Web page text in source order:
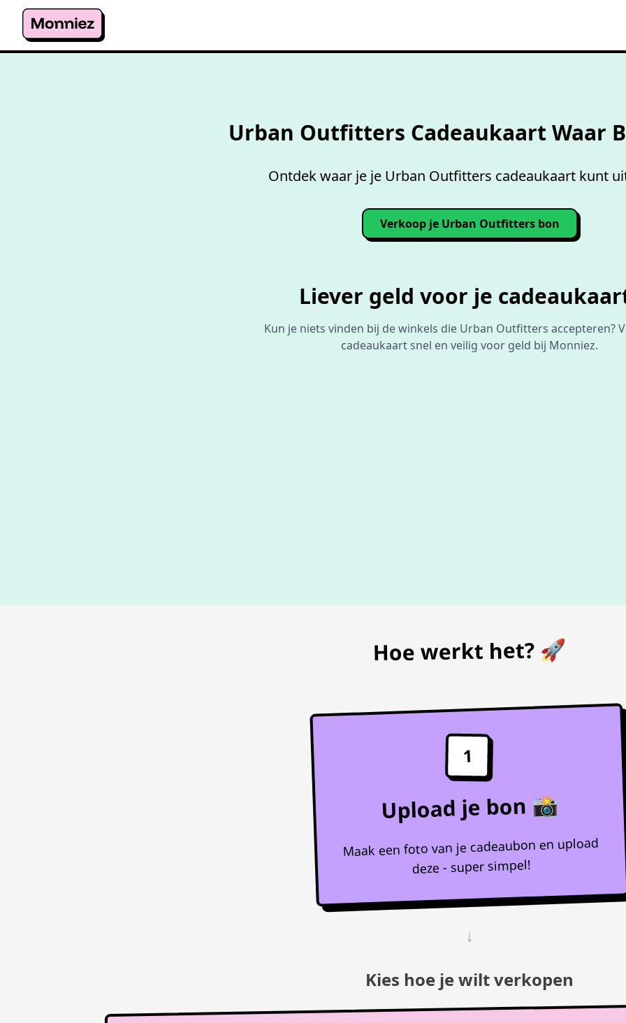
Urban Outfitters Cadeaukaart Waar
Ontdek waar je je Urban Outfitters cadeaukaart kunt
Verkoop je Urban Outfitters bon
Liever geld voor je
Kun je niets vinden bij de winkels die Urban Outfitters accepteren?
cadeaukaart snel en veilig voor geld bij Monniez.
Hoe werkt het? 🚀
1
Upload je bon 📸
Maak een foto van je cadeaubon en upload
deze - super simpel!
↓
Kies hoe je wilt verkopen